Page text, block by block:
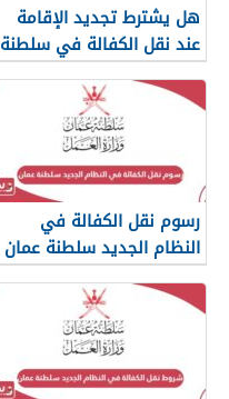
هل يشترط تجديد الإقامة
عند نقل الكفالة في سلطنة
عمان؟
رسوم نقل الكفالة في
النظام الجديد سلطنة عمان
2026